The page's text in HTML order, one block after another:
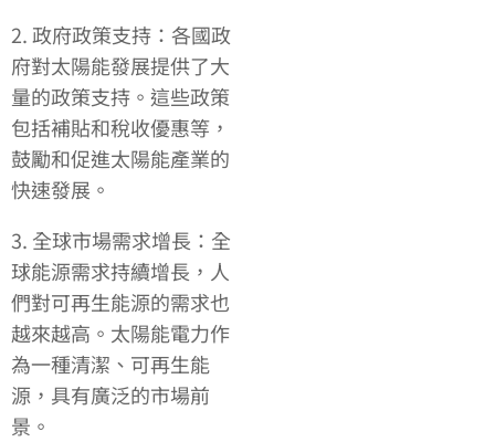
2. 政府政策支持：各國政
府對太陽能發展提供了大
量的政策支持。這些政策
包括補貼和稅收優惠等，
鼓勵和促進太陽能產業的
快速發展。
3. 全球市場需求增長：全
球能源需求持續增長，人
們對可再生能源的需求也
越來越高。太陽能電力作
為一種清潔、可再生能
源，具有廣泛的市場前
景。